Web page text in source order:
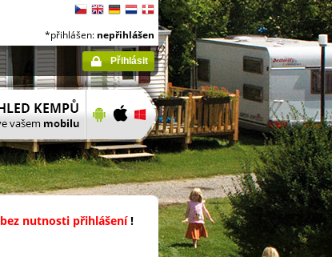
*přihlášen: nepřihlášen
Přihlásit
bez nutnosti přihlášení!